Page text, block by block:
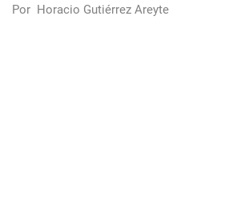
Por Horacio Gutiérrez Areyte